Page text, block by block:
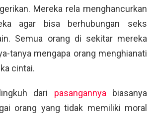
Mereka rela menghancurkan
agar bisa berhubungan seks
Semua orang di sekitar mereka
tanya mengapa orang menghianati
cintai.
dari pasangannyabiasanya
orang yang tidak memiliki moral